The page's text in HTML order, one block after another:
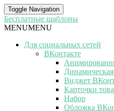
Toggle Navigation
Бесплатные шаблоны
MENUMENU
Для социальных сетей
ВКонтакте
Виджет
Карточки
Набор
Обложка